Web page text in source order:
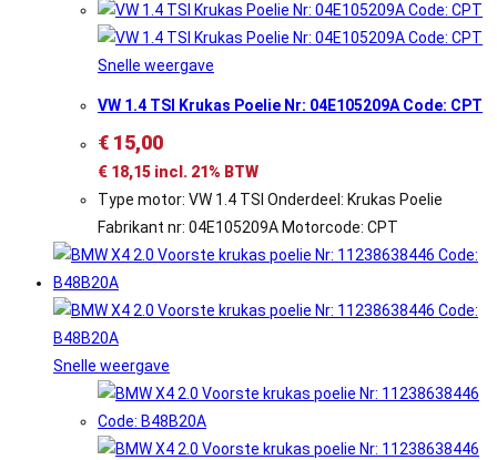
Snelle weergave
VW 1.4 TSI Krukas Poelie Nr: 04E105209A Code: CPT
€ 15,00
€ 18,15 incl. 21% BTW
Type motor: VW 1.4 TSI Onderdeel: Krukas Poelie
Fabrikant nr: 04E105209A Motorcode: CPT
Snelle weergave